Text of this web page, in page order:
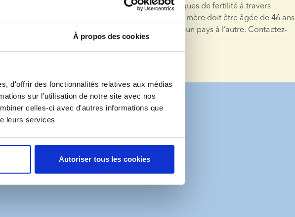
À propos des cookies
d'offrir des fonctionnalités relatives aux médias
sur l'utilisation de notre site avec nos
celles-ci avec d'autres informations que
leurs services
Autoriser tous les cookies
Des doubles dons sont proposés par des cliniques de fertilité à travers
l’Europe. Selon la législation danoise, la future mère doit être âgée de 46 ans
ou moins, mais cette limite d’âge peut varier d'un pays à l’autre. Contactez-
nous pour en savoir plus sur vos options.